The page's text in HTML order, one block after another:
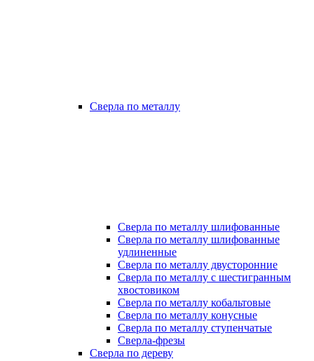
Сверла по металлу
Сверла по металлу шлифованные
Сверла по металлу шлифованные
удлиненные
Сверла по металлу двусторонние
Сверла по металлу с шестигранным
хвостовиком
Сверла по металлу кобальтовые
Сверла по металлу конусные
Сверла по металлу ступенчатые
Сверла-фрезы
Сверла по дереву